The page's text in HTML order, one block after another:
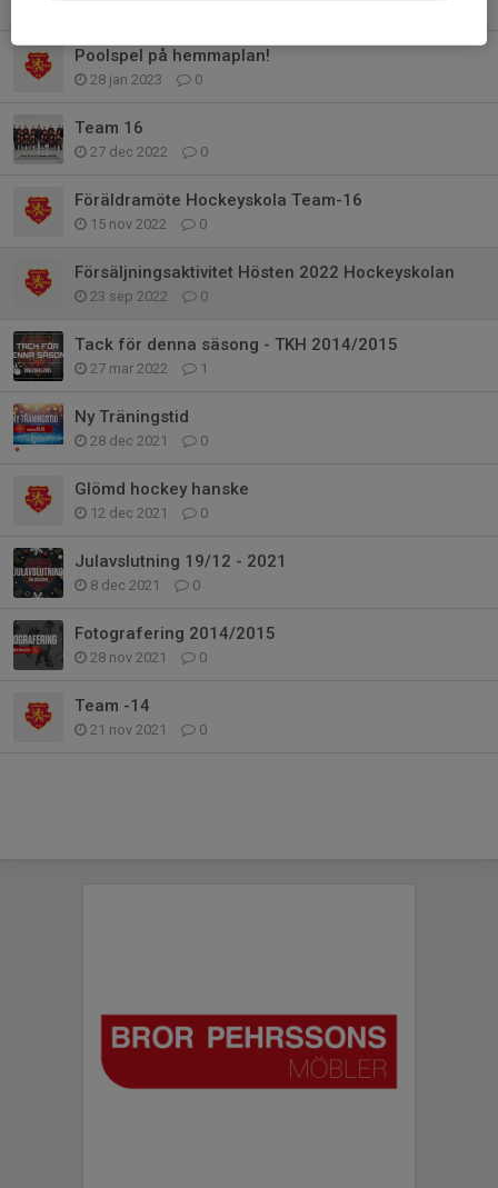
Poolspel på hemmaplan!
28 jan 2023 0
Team 16
27 dec 2022 0
Föräldramöte Hockeyskola Team-16
15 nov 2022 0
Försäljningsaktivitet Hösten 2022 Hockeyskolan
23 sep 2022 0
Tack för denna säsong - TKH 2014/2015
27 mar 2022 1
Ny Träningstid
28 dec 2021 0
Glömd hockey hanske
12 dec 2021 0
Julavslutning 19/12 - 2021
8 dec 2021 0
Fotografering 2014/2015
28 nov 2021 0
Team -14
21 nov 2021 0